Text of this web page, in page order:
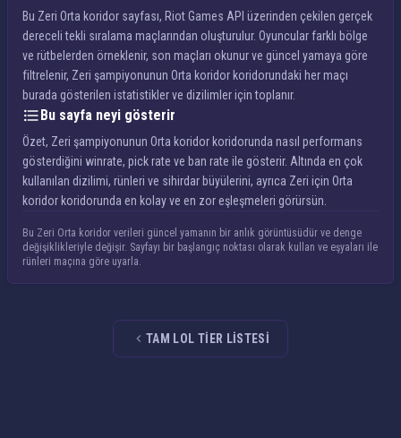
Bu Zeri Orta koridor sayfası, Riot Games API üzerinden çekilen gerçek
dereceli tekli sıralama maçlarından oluşturulur. Oyuncular farklı bölge
ve rütbelerden örneklenir, son maçları okunur ve güncel yamaya göre
filtrelenir, Zeri şampiyonunun Orta koridor koridorundaki her maçı
burada gösterilen istatistikler ve dizilimler için toplanır.
Bu sayfa neyi gösterir
Özet, Zeri şampiyonunun Orta koridor koridorunda nasıl performans
gösterdiğini winrate, pick rate ve ban rate ile gösterir. Altında en çok
kullanılan dizilimi, rünleri ve sihirdar büyülerini, ayrıca Zeri için Orta
koridor koridorunda en kolay ve en zor eşleşmeleri görürsün.
Bu Zeri Orta koridor verileri güncel yamanın bir anlık görüntüsüdür ve denge
değişiklikleriyle değişir. Sayfayı bir başlangıç noktası olarak kullan ve eşyaları ile
rünleri maçına göre uyarla.
TAM LOL TIER LISTESI